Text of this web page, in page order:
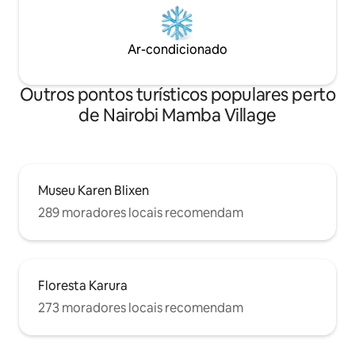
Ar-condicionado
Outros pontos turísticos populares perto
de Nairobi Mamba Village
Museu Karen Blixen
289 moradores locais recomendam
Floresta Karura
273 moradores locais recomendam